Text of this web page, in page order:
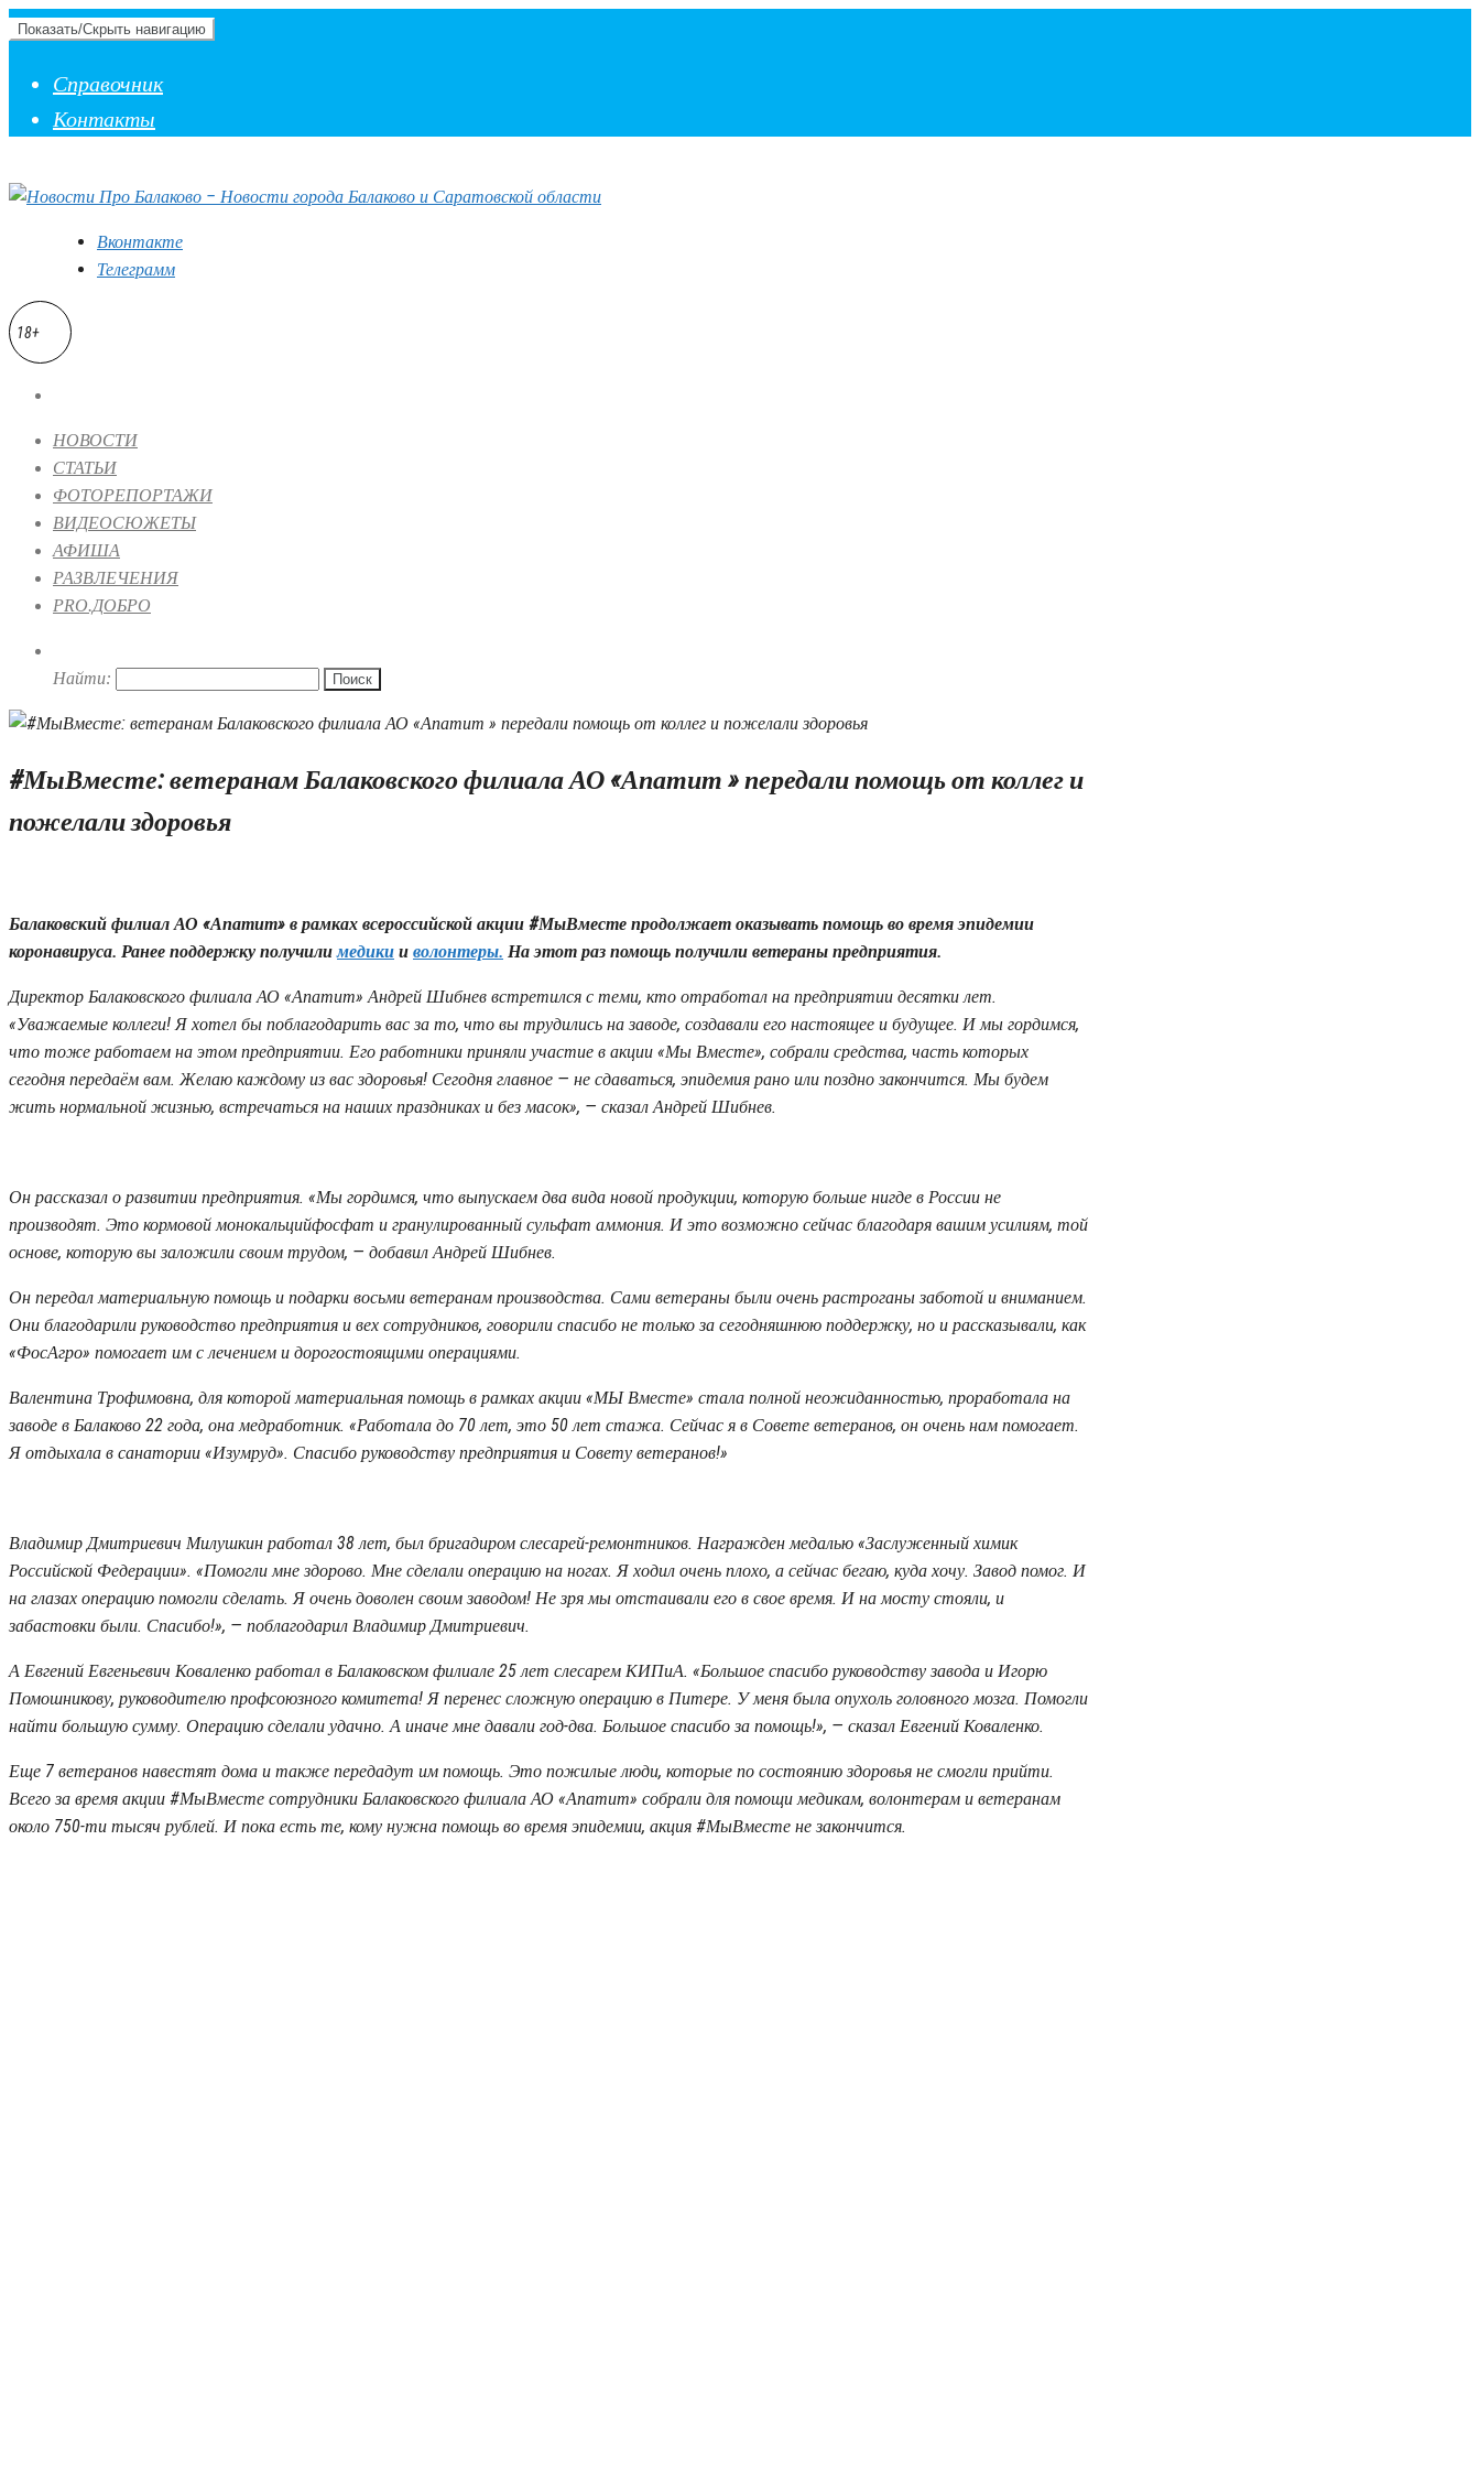
Показать/Скрыть навигацию
Справочник
Контакты
Вконтакте
Телеграмм
18+
НОВОСТИ
СТАТЬИ
ФОТОРЕПОРТАЖИ
ВИДЕОСЮЖЕТЫ
АФИША
РАЗВЛЕЧЕНИЯ
PRO.ДОБРО
Найти:
#МыВместе: ветеранам Балаковского филиала АО «Апатит » передали помощь от коллег и
пожелали здоровья
Балаковский филиал АО «Апатит» в рамках всероссийской акции #МыВместе продолжает оказывать помощь во время эпидемии
коронавируса. Ранее поддержку получилимедики и волонтеры. На этот раз помощь получили ветераны предприятия.
Директор Балаковского филиала АО «Апатит» Андрей Шибнев встретился с теми, кто отработал на предприятии десятки лет.
«Уважаемые коллеги! Я хотел бы поблагодарить вас за то, что вы трудились на заводе, создавали его настоящее и будущее. И мы гордимся,
что тоже работаем на этом предприятии. Его работники приняли участие в акции «Мы Вместе», собрали средства, часть которых
сегодня передаём вам. Желаю каждому из вас здоровья! Сегодня главное — не сдаваться, эпидемия рано или поздно закончится. Мы будем
жить нормальной жизнью, встречаться на наших праздниках и без масок», — сказал Андрей Шибнев.
Он рассказал о развитии предприятия. «Мы гордимся, что выпускаем два вида новой продукции, которую больше нигде в России не
производят. Это кормовой монокальцийфосфат и гранулированный сульфат аммония. И это возможно сейчас благодаря вашим усилиям, той
основе, которую вы заложили своим трудом, — добавил Андрей Шибнев.
Он передал материальную помощь и подарки восьми ветеранам производства. Сами ветераны были очень растроганы заботой и вниманием.
Они благодарили руководство предприятия и вех сотрудников, говорили спасибо не только за сегодняшнюю поддержку, но и рассказывали, как
«ФосАгро» помогает им с лечением и дорогостоящими операциями.
Валентина Трофимовна, для которой материальная помощь в рамках акции «МЫ Вместе» стала полной неожиданностью, проработала на
заводе в Балаково 22 года, она медработник. «Работала до 70 лет, это 50 лет стажа. Сейчас я в Совете ветеранов, он очень нам помогает.
Я отдыхала в санатории «Изумруд». Спасибо руководству предприятия и Совету ветеранов!»
Владимир Дмитриевич Милушкин работал 38 лет, был бригадиром слесарей-ремонтников. Награжден медалью «Заслуженный химик
Российской Федерации». «Помогли мне здорово. Мне сделали операцию на ногах. Я ходил очень плохо, а сейчас бегаю, куда хочу. Завод помог. И
на глазах операцию помогли сделать. Я очень доволен своим заводом! Не зря мы отстаивали его в свое время. И на мосту стояли, и
забастовки были. Спасибо!», — поблагодарил Владимир Дмитриевич.
А Евгений Евгеньевич Коваленко работал в Балаковском филиале 25 лет слесарем КИПиА. «Большое спасибо руководству завода и Игорю
Помошникову, руководителю профсоюзного комитета! Я перенес сложную операцию в Питере. У меня была опухоль головного мозга. Помогли
найти большую сумму. Операцию сделали удачно. А иначе мне давали год-два. Большое спасибо за помощь!», — сказал Евгений Коваленко.
Еще 7 ветеранов навестят дома и также передадут им помощь. Это пожилые люди, которые по состоянию здоровья не смогли прийти.
Всего за время акции #МыВместе сотрудники Балаковского филиала АО «Апатит» собрали для помощи медикам, волонтерам и ветеранам
около 750-ти тысяч рублей. И пока есть те, кому нужна помощь во время эпидемии, акция #МыВместе не закончится.